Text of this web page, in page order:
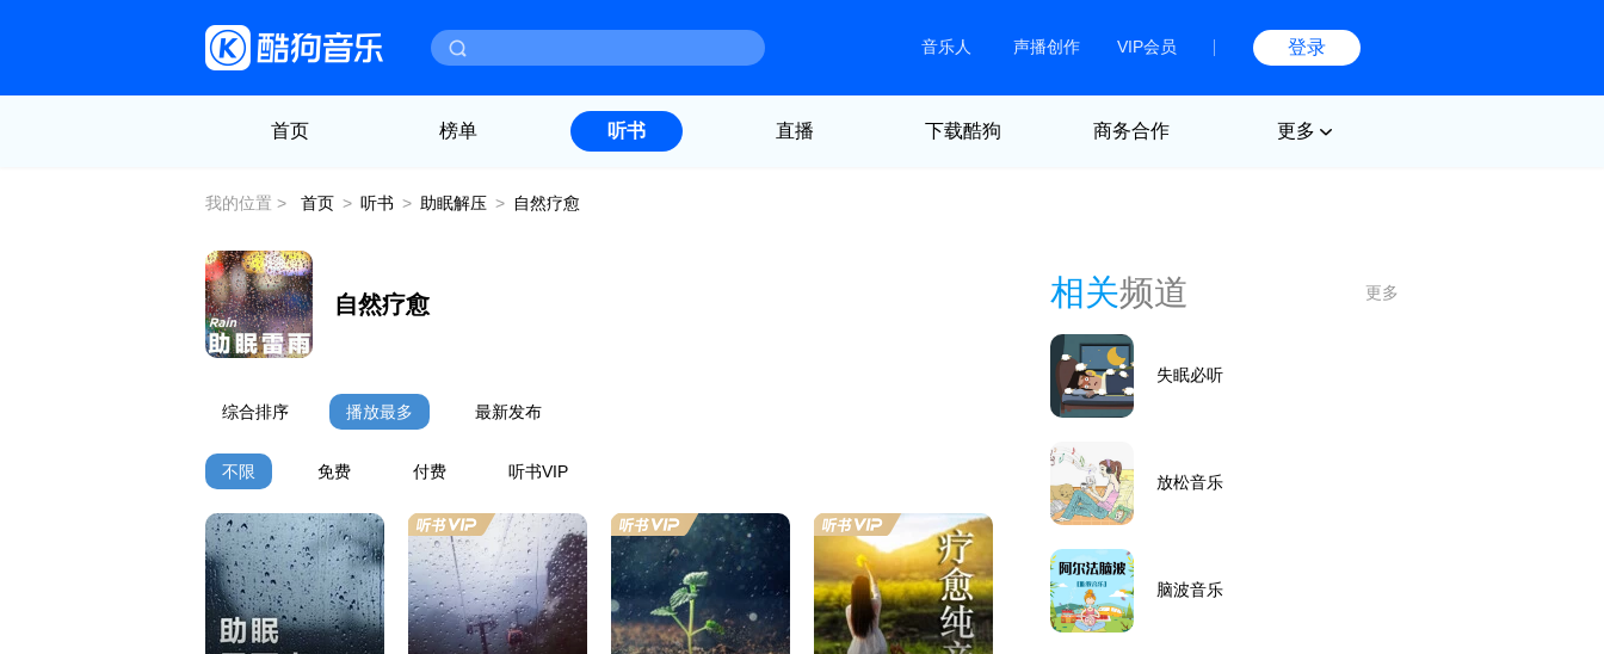
音乐人 声播创作 VIP会员 登录
首页 榜单 听书 直播 下载酷狗 商务合作 更多
我的位置 > 首页 > 听书 > 助眠解压 > 自然疗愈
自然疗愈
综合排序 播放最多 最新发布
不限 免费 付费 听书VIP
相关频道 更多
失眠必听
放松音乐
脑波音乐